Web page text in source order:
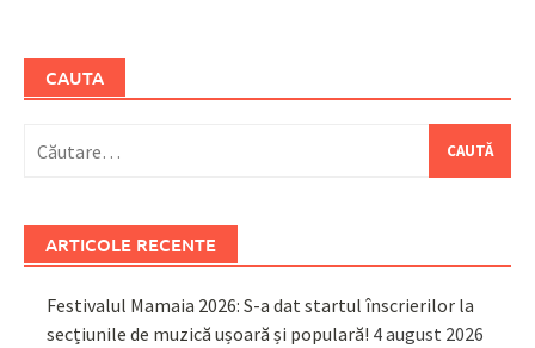
CAUTA
după:
ARTICOLE RECENTE
Festivalul Mamaia 2026: S-a dat startul înscrierilor la
secțiunile de muzică ușoară și populară! 4 august 2026